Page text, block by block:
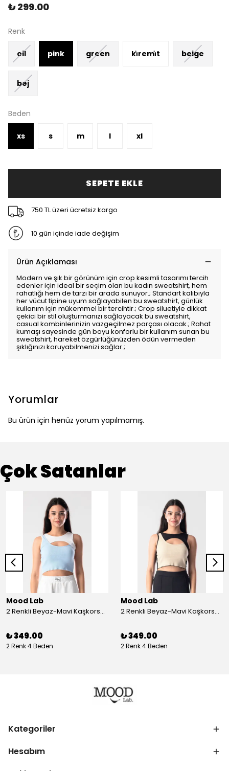
₺ 299.00
Renk
oil pink green ki̇remi̇t beige
bej
Beden
xs s m l xl
SEPETE EKLE
750 TL üzeri ücretsiz kargo
10 gün içinde iade değişim
Ürün Açıklaması
Modern ve şık bir görünüm için crop kesimli tasarımı tercih
edenler için ideal bir seçim olan bu kadın sweatshirt, hem
rahatlığı hem de tarzı bir arada sunuyor.; Standart kalıbıyla
her vücut tipine uyum sağlayabilen bu sweatshirt, günlük
kullanım için mükemmel bir tercihtir.; Crop siluetiyle dikkat
çekici bir stil oluşturmanızı sağlayacak bu sweatshirt,
casual kombinlerinizin vazgeçilmez parçası olacak.; Rahat
kumaşı sayesinde gün boyu konforlu bir kullanım sunan bu
sweatshirt, hareket özgürlüğünüzden ödün vermeden
şıklığınızı koruyabilmenizi sağlar.;
Yorumlar
Bu ürün için henüz yorum yapılmamış.
Çok Satanlar
Mood Lab
2 Renkli Beyaz-Mavi Kaşkorse Asimetrik Crop Atlet Bluz Top - beyaz-mavi
₺ 349.00
2 Renk 4 Beden
Mood Lab
2 Renkli Beyaz-Mavi Kaşkorse Asimetrik Crop Atlet Bluz Top - siyah-bej
₺ 349.00
2 Renk 4 Beden
Kategoriler
Hesabım